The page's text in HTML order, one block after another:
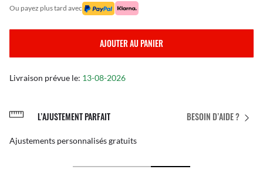
ou payez plus tard avec
AJOUTER AU PANIER
Livraison prévue le: 13-08-2026
BESOIN D’AIDE ?
L’AJUSTEMENT PARFAIT
Ajustements personnalisés gratuits